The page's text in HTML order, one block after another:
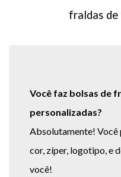
fraldas de
Você faz bolsas de
personalizadas?
Absolutamente! Você
cor, zíper, logotipo, e
você!